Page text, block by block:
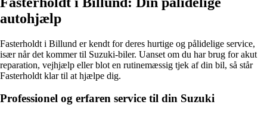
autohjælp
Fasterholdt i Billund er kendt for deres hurtige og pålidelige service,
især når det kommer til Suzuki-biler. Uanset om du har brug for akut
reparation, vejhjælp eller blot en rutinemæssig tjek af din bil, så står
Fasterholdt klar til at hjælpe dig.
Professionel og erfaren service til din Suzuki